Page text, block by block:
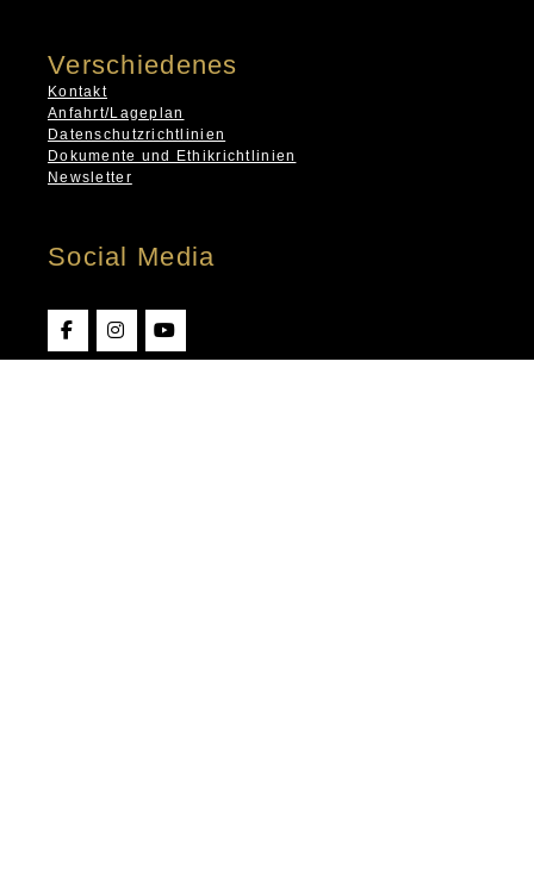
Verschiedenes
Kontakt
Anfahrt/Lageplan
Datenschutzrichtlinien
Dokumente und Ethikrichtlinien
Newsletter
Social Media